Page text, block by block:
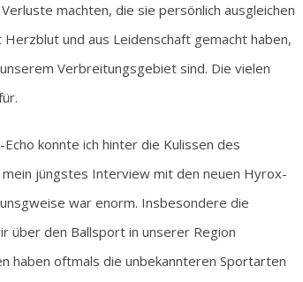
machten, die sie persönlich ausgleichen
und aus Leidenschaft gemacht haben,
Verbreitungsgebiet sind. Die vielen
konnte ich hinter die Kulissen des
mein jüngstes Interview mit den neuen Hyrox-
war enorm. Insbesondere die
über den Ballsport in unserer Region
haben oftmals die unbekannteren Sportarten